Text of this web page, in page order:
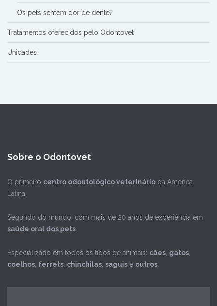
Os pets sentem dor de dente?
Tratamentos oferecidos pelo Odontovet
Unidades
Sobre o Odontovet
O primeiro centro odontológico veterinário da América
Latina.
Segundo do mundo, com mais de 20 anos de experiência em
saúde oral dos pets.
Especializado em todos os tipos de animais: cães, gatos,
coelhos, ferrets, chinchilas, saguis e outros.